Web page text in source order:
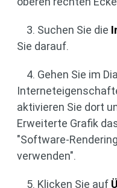
3. Suchen Sie die
Sie darauf.
4. Gehen Sie im
aktivieren Sie dort
Erweiterte Grafik
"Software-
verwenden".
5. Klicken Sie auf